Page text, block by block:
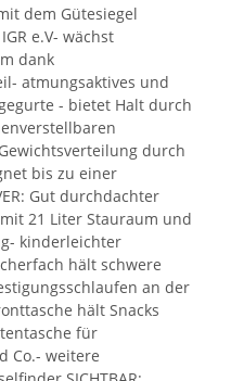
dem Gütesiegel
e.V- wächst
dank
atmungsaktives und
- bietet Halt durch
durch
bis zu einer
Gut durchdachter
21 Liter Stauraum und
kinderleichter
hält schwere
an der
hält Snacks
für
Co.- weitere